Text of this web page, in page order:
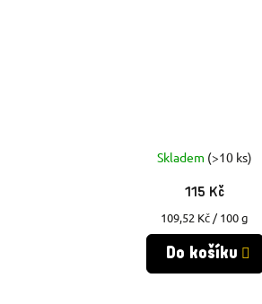
Skladem (>10 ks)
115 Kč
Měrná
cena:
109,52 Kč / 100 g
Do košíku